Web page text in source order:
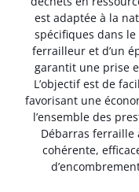
est adaptée à la
spécifiques dans le
ferrailleur et d’un
garantit une prise
L’objectif est de
favorisant une
l’ensemble des
Débarras ferraille
cohérente,